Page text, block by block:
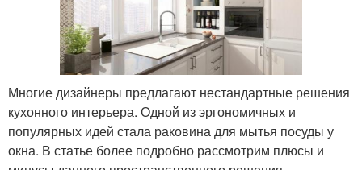
Многие дизайнеры предлагают нестандартные решения
кухонного интерьера. Одной из эргономичных и
популярных идей стала раковина для мытья посуды у
окна. В статье более подробно рассмотрим плюсы и